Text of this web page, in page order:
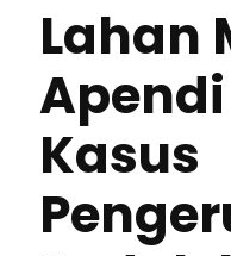
Lahan
Kasus